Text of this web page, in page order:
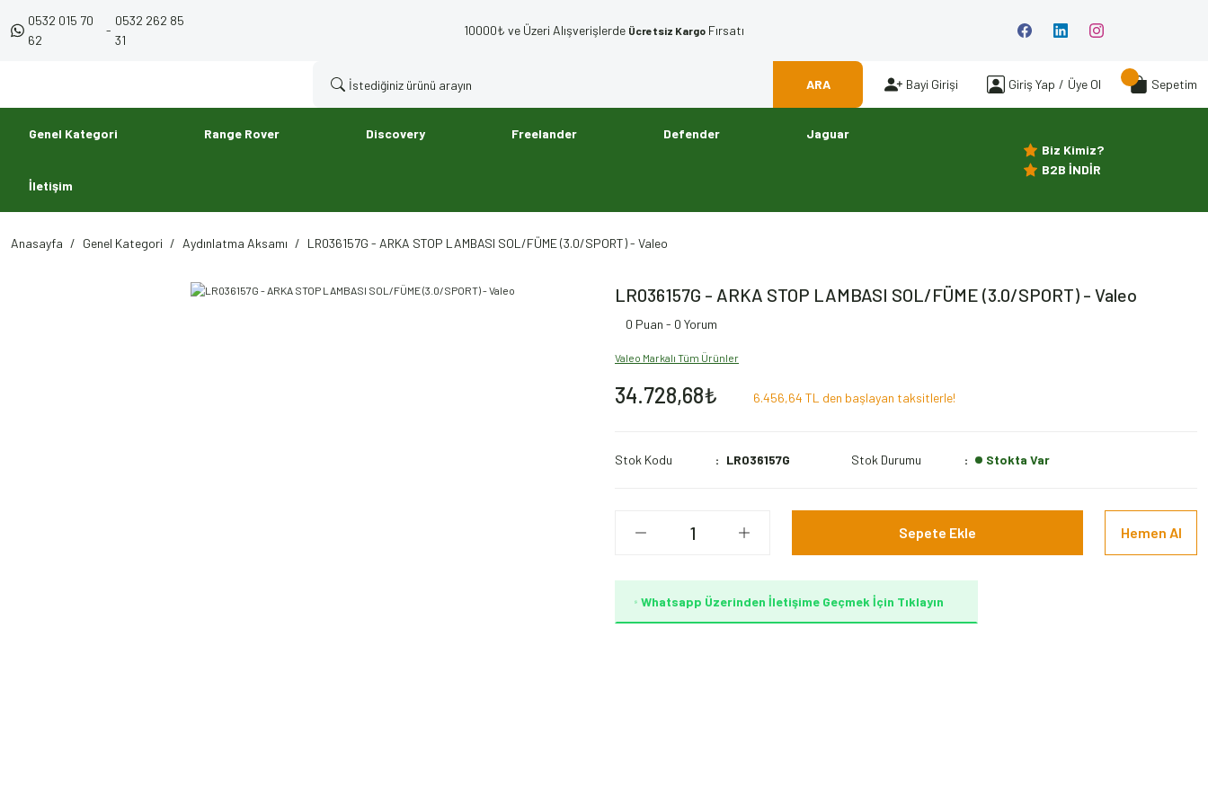
0532 015 70
62
-
0532 262 85
31
10000₺ ve Üzeri Alışverişlerde Ücretsiz Kargo Fırsatı
ARA Bayi Girişi Giriş Yap / Üye Ol Sepetim
Genel Kategori Range Rover Discovery Freelander Defender Jaguar
İletişim
Biz Kimiz?
B2B İNDİR
Anasayfa Genel Kategori Aydınlatma Aksamı LR036157G - ARKA STOP LAMBASI SOL/FÜME (3.0/SPORT) - Valeo
LR036157G - ARKA STOP LAMBASI SOL/FÜME (3.0/SPORT) - Valeo
0 Puan - 0 Yorum
Valeo Markalı Tüm Ürünler
34.728,68₺ 6.456,64 TL den başlayan taksitlerle!
Stok Kodu LR036157G Stok Durumu Stokta Var
Sepete Ekle Hemen Al
Whatsapp Üzerinden İletişime Geçmek İçin Tıklayın